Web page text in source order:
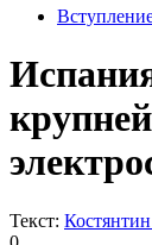
Текст: